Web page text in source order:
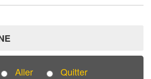
Aller Quitter